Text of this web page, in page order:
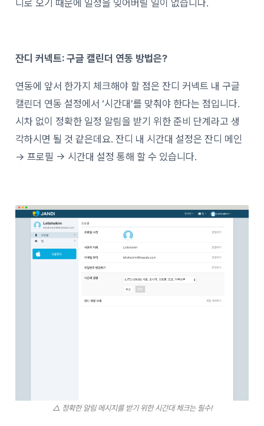
디로 오기 때문에 일정을 잊어버릴 일이 없습니다.
잔디 커넥트: 구글 캘린더 연동 방법은?
연동에 앞서 한가지 체크해야 할 점은 잔디 커넥트 내 구글
캘린더 연동 설정에서 ‘시간대’를 맞춰야 한다는 점입니다.
시차 없이 정확한 일정 알림을 받기 위한 준비 단계라고 생
각하시면 될 것 같은데요. 잔디 내 시간대 설정은 잔디 메인
→ 프로필 → 시간대 설정 통해 할 수 있습니다.
△ 정확한 알림 메시지를 받기 위한 시간대 체크는 필수!